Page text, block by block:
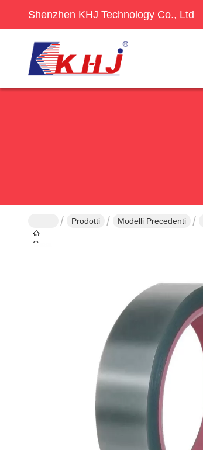
Shenzhen KHJ Technology Co., Ltd
Casa
Prodotti Modelli Precedenti